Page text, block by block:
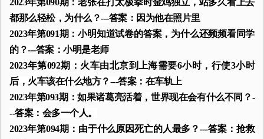
2023年第090期：老张在打太极拳时金鸡独立，站多久看上去
都那么轻松，为什么？---答案：因为他在照片里
2023年第091期：小明知道试卷的答案，为什么还频频看同学
的？---答案：小明是老师
2023年第092期：火车由北京到上海需要6小时，行使3小时
后，火车该在什么地方？---答案：在车轨上
2023年第093期：如果诸葛亮活着，世界现在会有什么不同？-
--答案：会多一个人。
2023年第094期：由于什么原因死亡的人最多？---答案：抢救